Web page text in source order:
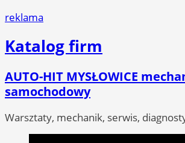
reklama
Katalog firm
AUTO-HIT MYSŁOWICE
samochodowy
Warsztaty, mechanik, serwis,